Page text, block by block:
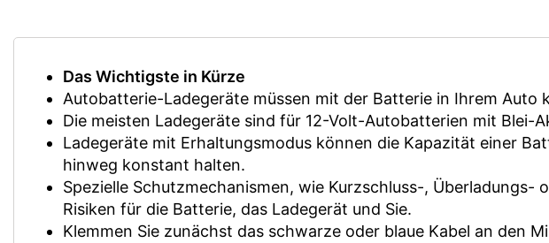
Das Wichtigste in Kürze
Autobatterie-Ladegeräte müssen mit der Batterie in Ihrem Auto
Die meisten Ladegeräte sind für 12-Volt-Autobatterien mit Blei-
Ladegeräte mit Erhaltungsmodus können die Kapazität einer
hinweg konstant halten.
Spezielle Schutzmechanismen, wie Kurzschluss-, Überladungs-
Risiken für die Batterie, das Ladegerät und Sie.
Klemmen Sie zunächst das schwarze oder blaue Kabel an den